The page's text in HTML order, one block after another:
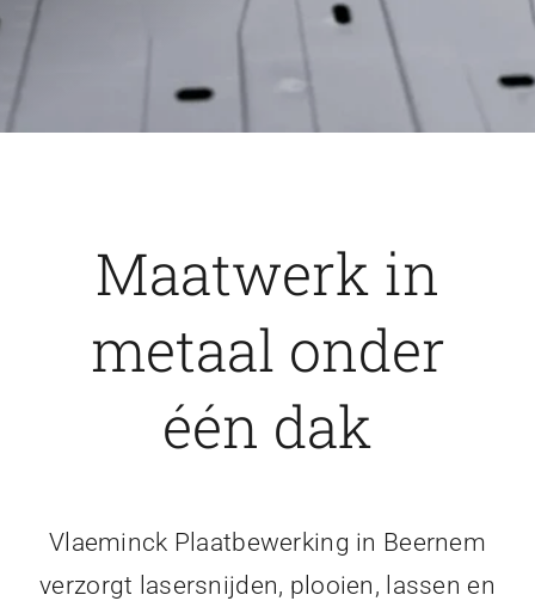
Maatwerk in
metaal onder
één dak
Vlaeminck Plaatbewerking in Beernem
verzorgt lasersnijden, plooien, lassen en